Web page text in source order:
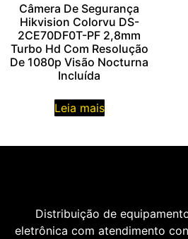
Câmera De Segurança
Hikvision Colorvu DS-
2CE70DF0T-PF 2,8mm
Turbo Hd Com Resolução
De 1080p Visão Nocturna
Incluída
Leia mais
Distribuição de
eletrônica com atendimento